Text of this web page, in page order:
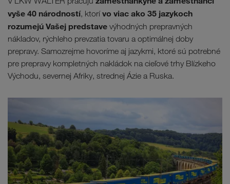
vyše 40 národností, ktorívo viac ako 35 jazykoch
rozumejú Vašej predstave výhodných prepravných
nákladov, rýchleho prevzatia tovaru a optimálnej doby
prepravy. Samozrejme hovoríme aj jazykmi, ktoré sú potrebné
pre prepravy kompletných nakládok na cieľové trhy Blízkeho
Východu, severnej Afriky, strednej Ázie a Ruska.